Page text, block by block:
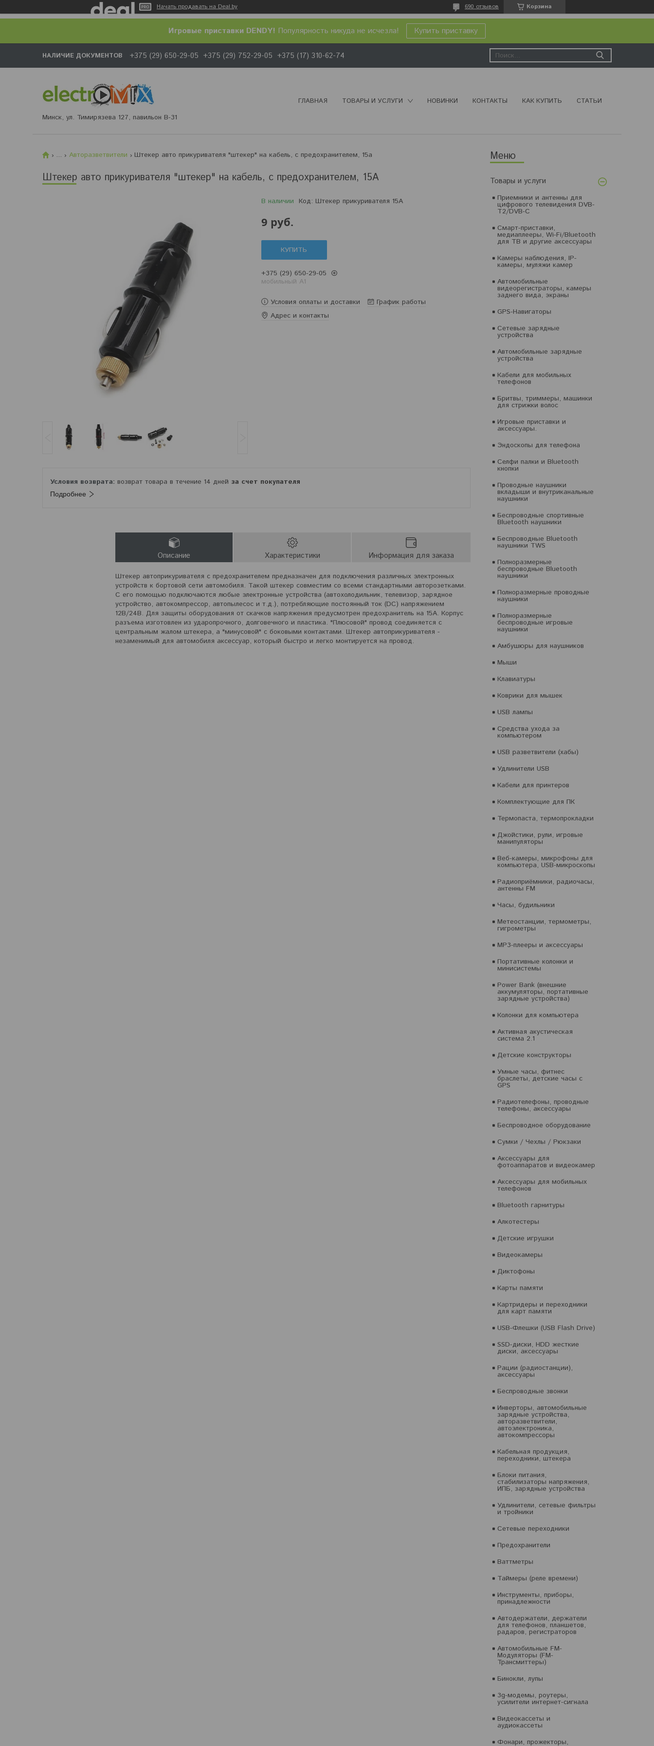
Начать продавать на Deal.by Корзина
690 отзывов
Игровые приставки DENDY! Популярность никуда не исчезла! Купить приставку
НАЛИЧИЕ ДОКУМЕНТОВ +375 (29) 650-29-05 +375 (29) 752-29-05 +375 (17) 310-62-74
Минск, ул. Тимирязева 127, павильон В-31
ГЛАВНАЯ ТОВАРЫ И УСЛУГИ НОВИНКИ КОНТАКТЫ КАК КУПИТЬ СТАТЬИ
Товары и услуги
Приемники и антенны для
цифрового телевидения DVB-
T2/DVB-C
Смарт-приставки,
медиаплееры, Wi-Fi/Bluetooth
для ТВ и другие аксессуары
Камеры наблюдения, IP-
камеры, муляжи камер
Автомобильные
видеорегистраторы, камеры
заднего вида, экраны
GPS-Навигаторы
Сетевые зарядные
устройства
Автомобильные зарядные
устройства
Кабели для мобильных
телефонов
Бритвы, триммеры, машинки
для стрижки волос
Игровые приставки и
аксессуары.
Эндоскопы для телефона
Селфи палки и Bluetooth
кнопки
Проводные наушники
вкладыши и внутриканальные
наушники
Беспроводные спортивные
Bluetooth наушники
Беспроводные Bluetooth
наушники TWS
Полноразмерные
беспроводные Bluetooth
наушники
Полноразмерные проводные
наушники
Полноразмерные
беспроводные игровые
наушники
Амбушюры для наушников
Мыши
Клавиатуры
Коврики для мышек
USB лампы
Средства ухода за
компьютером
USB разветвители (хабы)
Удлинители USB
Кабели для принтеров
Комплектующие для ПК
Термопаста, термопрокладки
Джойстики, рули, игровые
манипуляторы
Веб-камеры, микрофоны для
компьютера, USB-микроскопы
Радиоприёмники, радиочасы,
антенны FM
Часы, будильники
Метеостанции, термометры,
гигрометры
MP3-плееры и аксессуары
Портативные колонки и
минисистемы
Power Bank (внешние
аккумуляторы, портативные
зарядные устройства)
Колонки для компьютера
Активная акустическая
система 2.1
Детские конструкторы
Умные часы, фитнес
браслеты, детские часы с
GPS
Радиотелефоны, проводные
телефоны, аксессуары
Беспроводное оборудование
Сумки / Чехлы / Рюкзаки
Аксессуары для
фотоаппаратов и видеокамер
Аксессуары для мобильных
телефонов
Bluetooth гарнитуры
Алкотестеры
Детские игрушки
Видеокамеры
Диктофоны
Карты памяти
Картридеры и переходники
для карт памяти
USB-Флешки (USB Flash Drive)
SSD-диски, HDD жесткие
диски, аксессуары
Рации (радиостанции),
аксессуары
Беспроводные звонки
Инверторы, автомобильные
зарядные устройства,
авторазветвители,
автоэлектроника,
автокомпрессоры
Кабельная продукция,
переходники, штекера
Блоки питания,
стабилизаторы напряжения,
ИПБ, зарядные устройства
Удлинители, сетевые фильтры
и тройники
Сетевые переходники
Предохранители
Ваттметры
Таймеры (реле времени)
Инструменты, приборы,
принадлежности
Автодержатели, держатели
для телефонов, планшетов,
радаров, регистраторов
Автомобильные FM-
Модуляторы (FM-
Трансмиттеры)
Бинокли, лупы
3g-модемы, роутеры,
усилители интернет-сигнала
Видеокассеты и
аудиокассеты
Фонари, прожекторы,
... Авторазветвители Штекер авто прикуривателя "штекер" на кабель, с предохранителем, 15a
Штекер авто прикуривателя "штекер" на кабель, с предохранителем, 15A
В наличии Код: Штекер прикуривателя 15A
9 руб.
КУПИТЬ
+375 (29) 650-29-05
мобильный A1
Условия оплаты и доставки
График работы
Адрес и контакты
возврат товара в течение 14 дней за счет покупателя
Подробнее
Описание Характеристики Информация для заказа
Штекер автоприкуривателя с предохранителем предназначен для подключения различных электронных
устройств к бортовой сети автомобиля. Такой штекер совместим со всеми стандартными авторозетками.
С его помощью подключаются любые электронные устройства (автохолодильник, телевизор, зарядное
устройство, автокомпрессор, автопылесос и т.д.), потребляющие постоянный ток (DC) напряжением
12В/24В. Для защиты оборудования от скачков напряжения предусмотрен предохранитель на 15А. Корпус
разъема изготовлен из ударопрочного, долговечного и пластика. "Плюсовой" провод соединяется с
центральным жалом штекера, а "минусовой" с боковыми контактами. Штекер автоприкуривателя -
незаменимый для автомобиля аксессуар, который быстро и легко монтируется на провод.